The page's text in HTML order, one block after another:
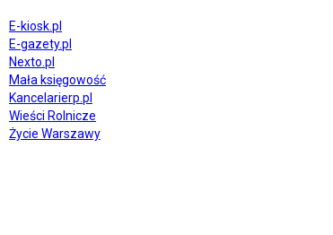
E-kiosk.pl
E-gazety.pl
Nexto.pl
Mała księgowość
Kancelarierp.pl
Wieści Rolnicze
Życie Warszawy